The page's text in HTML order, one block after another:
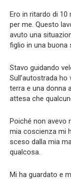
Ero in ritardo di
per me. Questo
avuto una
figlio in una buona
Stavo guidando
Sull’autostrada
terra e una donna
attesa che
Poiché non avevo
mia coscienza mi
sceso dalla mia
qualcosa.
Mi ha guardato e